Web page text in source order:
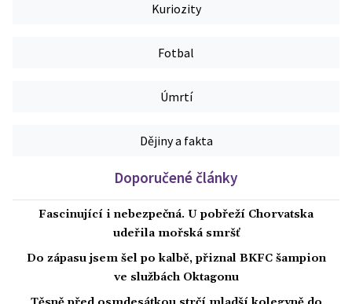
Kuriozity
Fotbal
Úmrtí
Dějiny a fakta
Doporučené články
Fascinující i nebezpečná. U pobřeží Chorvatska
udeřila mořská smršť
Do zápasu jsem šel po kalbě, přiznal BKFC šampion
ve službách Oktagonu